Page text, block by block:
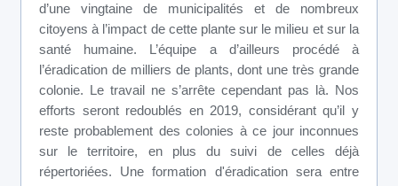
d’une vingtaine de municipalités et de nombreux
citoyens à l’impact de cette plante sur le milieu et sur la
santé humaine. L’équipe a d’ailleurs procédé à
l’éradication de milliers de plants, dont une très grande
colonie. Le travail ne s’arrête cependant pas là. Nos
efforts seront redoublés en 2019, considérant qu’il y
reste probablement des colonies à ce jour inconnues
sur le territoire, en plus du suivi de celles déjà
répertoriées. Une formation d'éradication sera entre